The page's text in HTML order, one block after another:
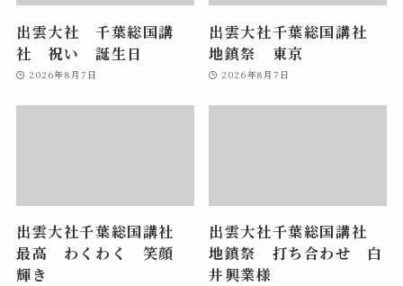
出雲大社 千葉総国講
社 祝い 誕生日
2026年8月7日
出雲大社千葉総国講社
地鎮祭 東京
2026年8月7日
出雲大社千葉総国講社
最高 わくわく 笑顔
輝き
出雲大社千葉総国講社
地鎮祭 打ち合わせ 白
井興業様